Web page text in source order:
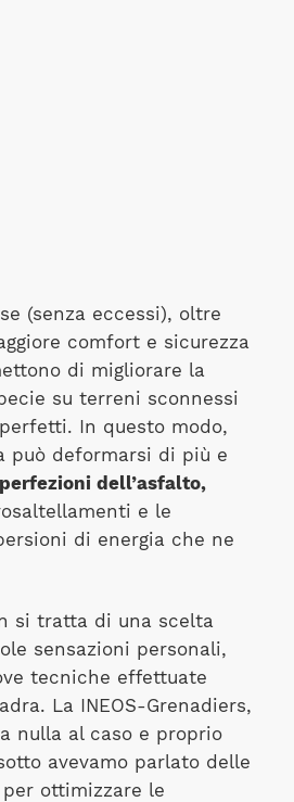
(senza eccessi), oltre
comfort e sicurezza
di migliorare la
su terreni sconnessi
In questo modo,
può deformarsi di più e
dell’asfalto,
e le
di energia che ne
si tratta di una scelta
sensazioni personali,
tecniche effettuate
La INEOS-Grenadiers,
nulla al caso e proprio
avevamo parlato delle
ottimizzare le